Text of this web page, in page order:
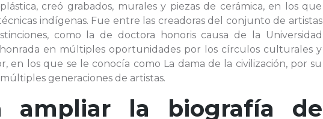
creó grabados, murales y piezas de cerámica, en los que
indígenas. Fue entre las creadoras del conjunto de artistas
como la de doctora honoris causa de la Universidad
en múltiples oportunidades por los círculos culturales y
en los que se le conocía como La dama de la civilización, por su
generaciones de artistas.
ampliar la biografía de